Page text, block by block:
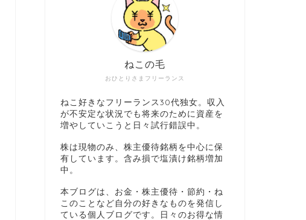
おひとりさまフリーランス
ねこの毛
ねこ好きなフリーランス30代独女。収入
が不安定な状況でも将来のために資産を
増やしていこうと日々試行錯誤中。
株は現物のみ、株主優待銘柄を中心に保
有しています。含み損で塩漬け銘柄増加
中。
本ブログは、お金・株主優待・節約・ね
このことなど自分の好きなものを発信し
ている個人ブログです。日々のお得な情